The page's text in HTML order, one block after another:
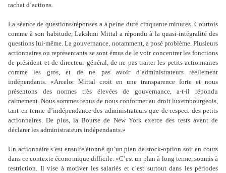
rachat d’actions.
La séance de questions/réponses a à peine duré cinquante minutes. Courtois
comme à son habitude, Lakshmi Mittal a répondu à la quasi-intégralité des
questions lui-même. La gouvernance, notamment, a posé problème. Plusieurs
actionnaires ou représentants se sont émus de le voir concentrer les fonctions
de président et de directeur général, de ne pas traiter les petits actionnaires
comme les gros, et de ne pas avoir d’administrateurs réellement
indépendants. «Arcelor Mittal croit en une transparence forte et nous
présentons des normes très élevées de gouvernance, a-t-il répondu
calmement. Nous sommes tenus de nous conformer au droit luxembourgeois,
tant en terme d’indépendance des administrateurs que de respect des petits
actionnaires. De plus, la Bourse de New York exerce des tests avant de
déclarer les administrateurs indépendants.»
Un actionnaire s’est ensuite étonné qu’un plan de stock-option soit en cours
dans ce contexte économique difficile. «C’est un plan à long terme, soumis à
restriction. Il vise à motiver les salariés et c’est surtout dans les périodes